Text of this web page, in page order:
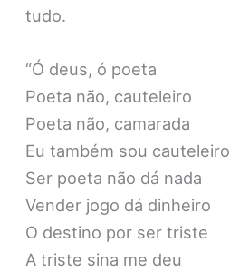
tudo.
“Ó deus, ó poeta
Poeta não, cauteleiro
Poeta não, camarada
Eu também sou cauteleiro
Ser poeta não dá nada
Vender jogo dá dinheiro
O destino por ser triste
A triste sina me deu